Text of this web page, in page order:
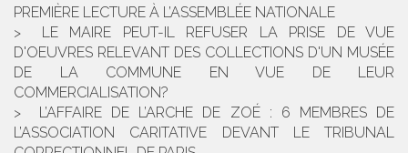
PREMIÈRE LECTURE À L’ASSEMBLÉE NATIONALE
LE MAIRE PEUT-IL REFUSER LA PRISE DE VUE
D'OEUVRES RELEVANT DES COLLECTIONS D'UN MUSÉE
DE LA COMMUNE EN VUE DE LEUR
COMMERCIALISATION?
L’AFFAIRE DE L’ARCHE DE ZOÉ : 6 MEMBRES DE
L’ASSOCIATION CARITATIVE DEVANT LE TRIBUNAL